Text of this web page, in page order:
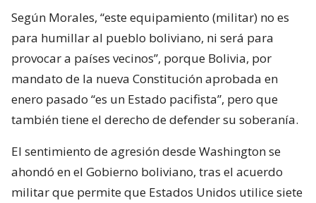
Según Morales, “este equipamiento (militar) no es
para humillar al pueblo boliviano, ni será para
provocar a países vecinos”, porque Bolivia, por
mandato de la nueva Constitución aprobada en
enero pasado “es un Estado pacifista”, pero que
también tiene el derecho de defender su soberanía.
El sentimiento de agresión desde Washington se
ahondó en el Gobierno boliviano, tras el acuerdo
militar que permite que Estados Unidos utilice siete